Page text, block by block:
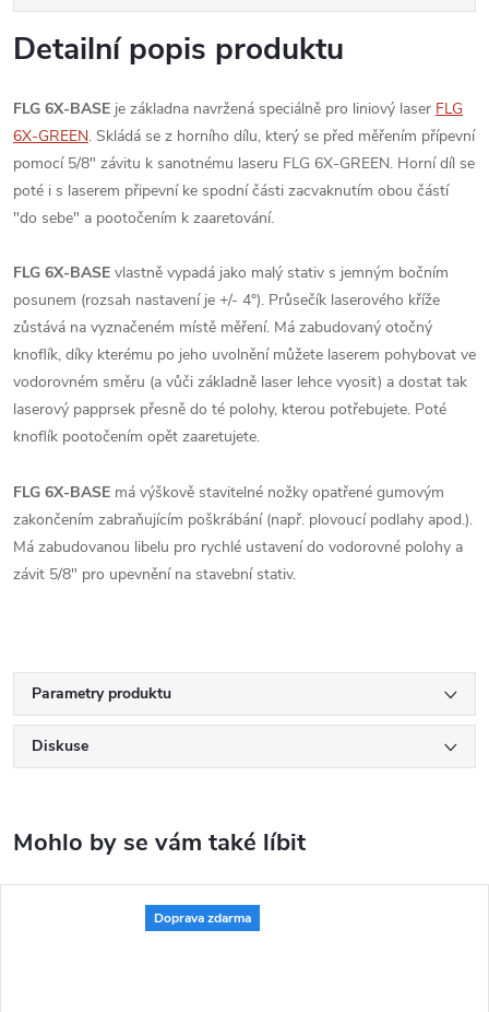
Detailní popis produktu
FLG 6X-BASE je základna navržená speciálně pro liniový laser FLG
6X-GREEN. Skládá se z horního dílu, který se před měřením přípevní
pomocí 5/8" závitu k sanotnému laseru FLG 6X-GREEN. Horní díl se
poté i s laserem připevní ke spodní části zacvaknutím obou částí
"do sebe" a pootočením k zaaretování.
FLG 6X-BASE vlastně vypadá jako malý stativ s jemným bočním
posunem (rozsah nastavení je +/- 4°). Průsečík laserového kříže
zůstává na vyznačeném místě měření. Má zabudovaný otočný
knoflík, díky kterému po jeho uvolnění můžete laserem pohybovat ve
vodorovném směru (a vůči základně laser lehce vyosit) a dostat tak
laserový papprsek přesně do té polohy, kterou potřebujete. Poté
knoflík pootočením opět zaaretujete.
FLG 6X-BASE má výškově stavitelné nožky opatřené gumovým
zakončením zabraňujícím poškrábání (např. plovoucí podlahy apod.).
Má zabudovanou libelu pro rychlé ustavení do vodorovné polohy a
závit 5/8" pro upevnění na stavební stativ.
Parametry produktu
Diskuse
Doprava zdarma